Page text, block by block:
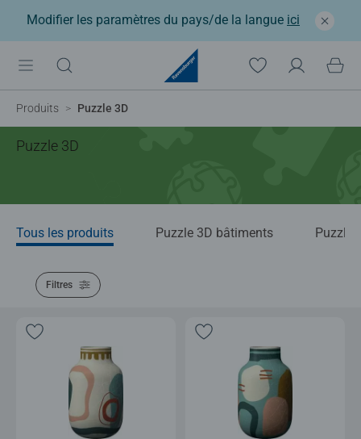
Modifier les paramètres du pays/de la langue ici
Produits Puzzle 3D
Puzzle 3D
Tous les produits Puzzle 3D bâtiments Puzzle
Filtres